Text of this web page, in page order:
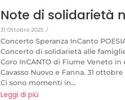
Note di solidarietà
31 Ottobre 2025 /
Concerto Speranza InCanto
Concerto di solidarietà alle
Coro InCANTO di Fiume Veneto
Cavasso Nuovo e Fanna. 31
Ci sono momenti in...
Leggi di più